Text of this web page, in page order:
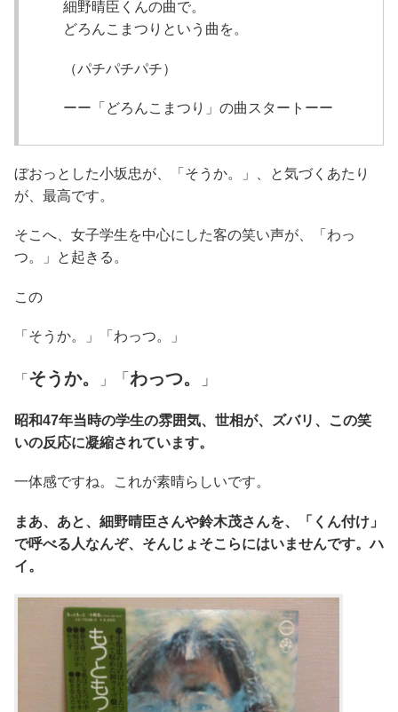
細野晴臣くんの曲で。
どろんこまつりという曲を。
（パチパチパチ）
ーー「どろんこまつり」の曲スタートーー
ぼおっとした小坂忠が、「そうか。」、と気づくあたり
が、最高です。
そこへ、女子学生を中心にした客の笑い声が、「わっ
つ。」と起きる。
この
「そうか。」「わっつ。」
「 そうか。 」 「 わっつ。 」
昭和47年当時の学生の雰囲気、世相が、ズバリ、この笑
いの反応に凝縮されています。
一体感ですね。これが素晴らしいです。
まあ、あと、細野晴臣さんや鈴木茂さんを、「くん付け」
で呼べる人なんぞ、そんじょそこらにはいませんです。ハ
イ。